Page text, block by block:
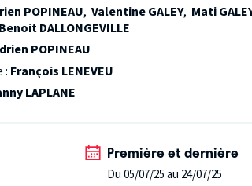
POPINEAU, Valentine GALEY, Mati
Benoit DALLONGEVILLE
POPINEAU
: François LENEVEU
LAPLANE
Première et dernière
Du 05/07/25 au 24/07/25